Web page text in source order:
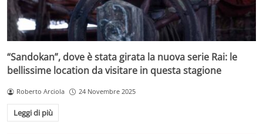
“Sandokan”, dove è stata girata la nuova serie Rai: le
bellissime location da visitare in questa stagione
Roberto Arciola 24 Novembre 2025
Leggi di più